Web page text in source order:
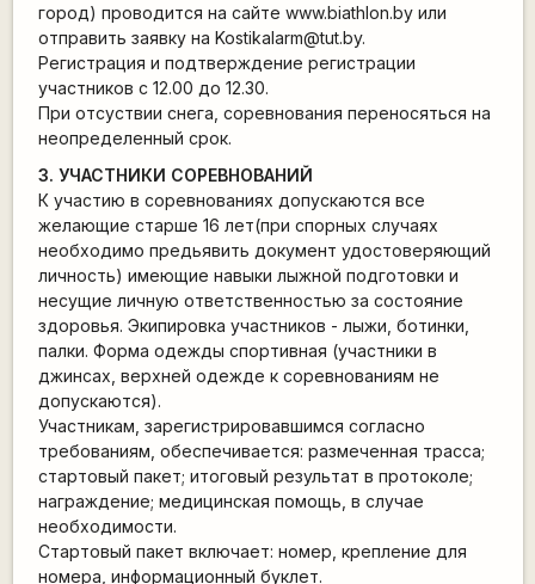
город) проводится на сайте www.biathlon.by или
отправить заявку на Kostikalarm@tut.by.
Регистрация и подтверждение регистрации
участников с 12.00 до 12.30.
При отсуствии снега, соревнования переносяться на
неопределенный срок.
3. УЧАСТНИКИ СОРЕВНОВАНИЙ
К участию в соревнованиях допускаются все
желающие старше 16 лет(при спорных случаях
необходимо предьявить документ удостоверяющий
личность) имеющие навыки лыжной подготовки и
несущие личную ответственностью за состояние
здоровья. Экипировка участников - лыжи, ботинки,
палки. Форма одежды спортивная (участники в
джинсах, верхней одежде к соревнованиям не
допускаются).
Участникам, зарегистрировавшимся согласно
требованиям, обеспечивается: размеченная трасса;
стартовый пакет; итоговый результат в протоколе;
награждение; медицинская помощь, в случае
необходимости.
Стартовый пакет включает: номер, крепление для
номера, информационный буклет.